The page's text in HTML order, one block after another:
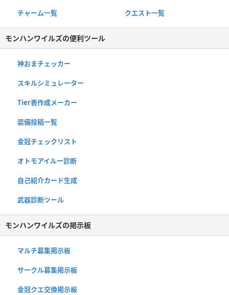
チャーム一覧 クエスト一覧
モンハンワイルズの便利ツール
神おまチェッカー
スキルシミュレーター
Tier表作成メーカー
装備投稿一覧
金冠チェックリスト
オトモアイルー診断
自己紹介カード生成
武器診断ツール
モンハンワイルズの掲示板
マルチ募集掲示板
サークル募集掲示板
金冠クエ交換掲示板